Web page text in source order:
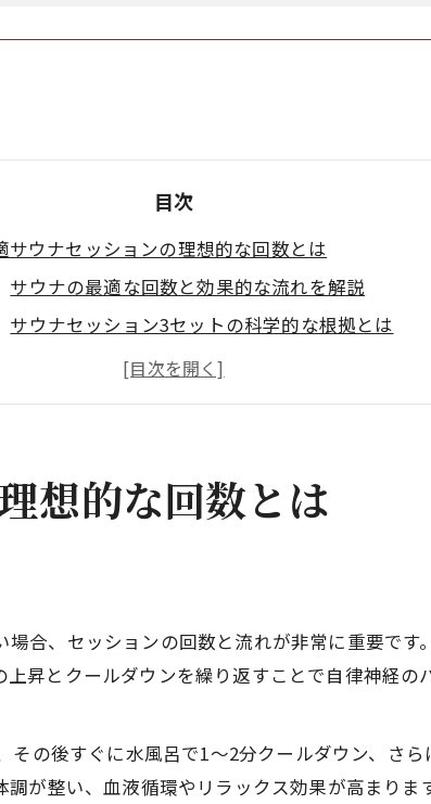
目次
サウナセッションの理想的な回数とは
サウナの最適な回数と効果的な流れを解説
サウナセッション3セットの科学的な根拠とは
サウナ5セット以上で感じる変化とリスク
サウナの回数選びに迷う時の判断基準
ナでととのう実感が高まる時間配分術
サウナで整うための時間配分の基本を知ろう
サウナ・水風呂・休憩の最適な順番と時間
サウナのリズム作りで実感を高める方法
サウナで心身リフレッシュを叶える最適セット
サウナ何セットがベストか体験談と専門家意見
想的な回数とは
合、セッションの回数と流れが非常に重要です
昇とクールダウンを繰り返すことで自律神経
の後すぐに水風呂で1〜2分クールダウン、さ
が整い、血液循環やリラックス効果が高まります